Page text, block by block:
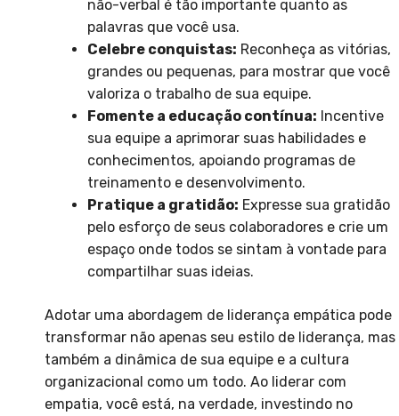
não-verbal é tão importante quanto as
palavras que você usa.
Celebre conquistas: Reconheça as vitórias,
grandes ou pequenas, para mostrar que você
valoriza o trabalho de sua equipe.
Fomente a educação contínua: Incentive
sua equipe a aprimorar suas habilidades e
conhecimentos, apoiando programas de
treinamento e desenvolvimento.
Pratique a gratidão: Expresse sua gratidão
pelo esforço de seus colaboradores e crie um
espaço onde todos se sintam à vontade para
compartilhar suas ideias.
Adotar uma abordagem de liderança empática pode
transformar não apenas seu estilo de liderança, mas
também a dinâmica de sua equipe e a cultura
organizacional como um todo. Ao liderar com
empatia, você está, na verdade, investindo no